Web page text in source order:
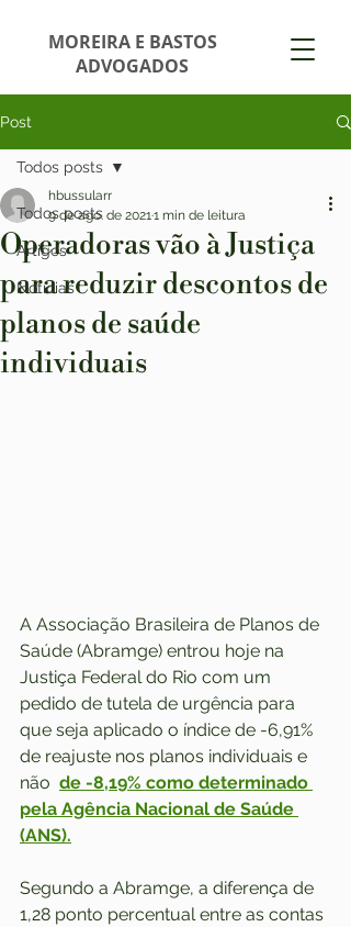
MOREIRA E BASTOS
ADVOGADOS
Post
Todos posts
Artigos
Notícias
Todos posts
Operadoras vão à Justiça
para reduzir descontos de
planos de saúde
individuais
hbussularr
9 de ago. de 20211 min de leitura
A Associação Brasileira de Planos de
Saúde (Abramge) entrou hoje na
Justiça Federal do Rio com um
pedido de tutela de urgência para
que seja aplicado o índice de -6,91%
de reajuste nos planos individuais e
não de -8,19% como determinado
pela Agência Nacional de Saúde
(ANS).
Segundo a Abramge, a diferença de
1,28 ponto percentual entre as contas